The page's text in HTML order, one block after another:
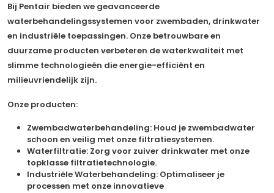
Bij Pentair bieden we geavanceerde
waterbehandelingssystemen voor zwembaden, drinkwater
en industriële toepassingen. Onze betrouwbare en
duurzame producten verbeteren de waterkwaliteit met
slimme technologieën die energie-efficiënt en
milieuvriendelijk zijn.
Onze producten:
Zwembadwaterbehandeling: Houd je zwembadwater
schoon en veilig met onze filtratiesystemen.
Waterfiltratie: Zorg voor zuiver drinkwater met onze
topklasse filtratietechnologie.
Industriële Waterbehandeling: Optimaliseer je
processen met onze innovatieve